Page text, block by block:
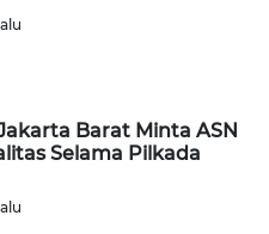
Barat Minta ASN
Selama Pilkada